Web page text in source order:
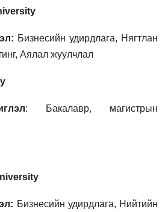
Бизнесийн удирдлага, Нягтлан
Аялал жуулчлал
: Бакалавр, магистрын
Бизнесийн удирдлага, Нийтийн